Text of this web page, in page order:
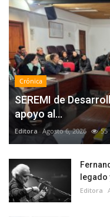
Crónica
SEREMI de
apoyo al...
Editora Agosto 6, 2026 55
Editora